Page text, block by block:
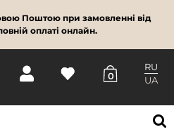
Поштою при замовленні від
оплаті онлайн.
0
RU
UA